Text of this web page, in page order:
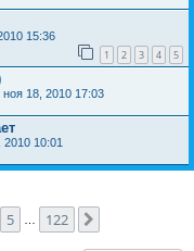
15:36
1 2 3 4 5
ноя 18, 2010 17:03
10:01
122
5 122